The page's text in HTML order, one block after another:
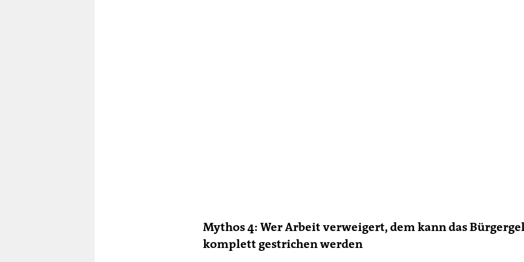
Mythos 4: Wer Arbeit verweigert, dem kann das
komplett gestrichen werden